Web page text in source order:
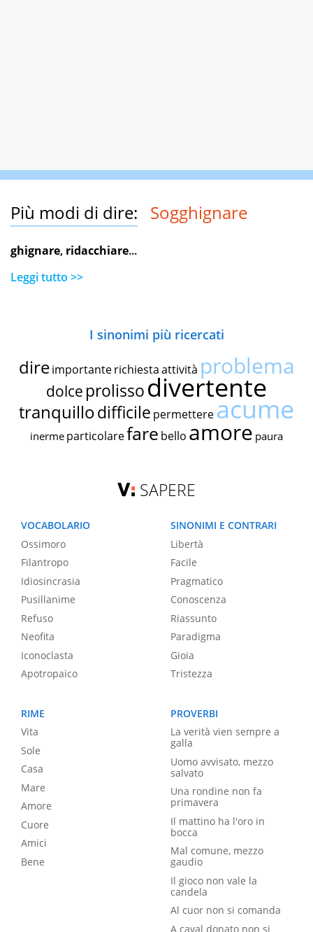
Più modi di dire: Sogghignare
ghignare, ridacchiare...
Leggi tutto >>
I sinonimi più ricercati
dire importante richiestaattività problema
dolce prolissodivertente
tranquillodifficile permettereacume
inerme particolarefare bello amore paura
SAPERE
VOCABOLARIO
Ossimoro
Filantropo
Idiosincrasia
Pusillanime
Refuso
Neofita
Iconoclasta
Apotropaico
SINONIMI E CONTRARI
Libertà
Facile
Pragmatico
Conoscenza
Riassunto
Paradigma
Gioia
Tristezza
RIME
Vita
Sole
Casa
Mare
Amore
Cuore
Amici
Bene
PROVERBI
La verità vien sempre a
galla
Uomo avvisato, mezzo
salvato
Una rondine non fa
primavera
Il mattino ha l'oro in
bocca
Mal comune, mezzo
gaudio
Il gioco non vale la
candela
Al cuor non si comanda
A caval donato non si